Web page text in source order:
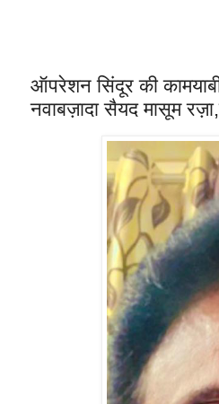
ऑपरेशन सिंदूर की
नवाबज़ादा सैयद मासूम